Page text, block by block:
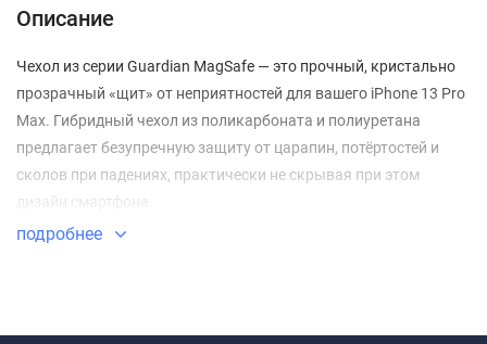
Описание
Чехол из серии Guardian MagSafe — это прочный, кристально
прозрачный «щит» от неприятностей для вашего iPhone 13 Pro
Max. Гибридный чехол из поликарбоната и полиуретана
предлагает безупречную защиту от царапин, потёртостей и
сколов при падениях, практически не скрывая при этом
дизайн смартфона
подробнее